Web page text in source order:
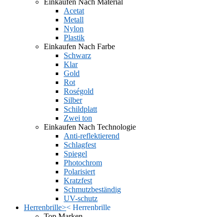
Einkaufen Nach Material
Acetat
Metall
Nylon
Plastik
Einkaufen Nach Farbe
Schwarz
Klar
Gold
Rot
Roségold
Silber
Schildplatt
Zwei ton
Einkaufen Nach Technologie
Anti-reflektierend
Schlagfest
Spiegel
Photochrom
Polarisiert
Kratzfest
Schmutzbeständig
UV-schutz
Herrenbrille>< Herrenbrille